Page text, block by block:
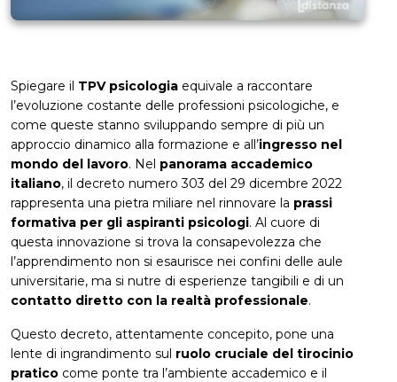
Spiegare il TPV psicologia equivale a raccontare
l’evoluzione costante delle professioni psicologiche, e
come queste stanno sviluppando sempre di più un
approccio dinamico alla formazione e all’ingresso nel
mondo del lavoro. Nel panorama accademico
italiano, il decreto numero 303 del 29 dicembre 2022
rappresenta una pietra miliare nel rinnovare la prassi
formativa per gli aspiranti psicologi. Al cuore di
questa innovazione si trova la consapevolezza che
l’apprendimento non si esaurisce nei confini delle aule
universitarie, ma si nutre di esperienze tangibili e di un
contatto diretto con la realtà professionale.
Questo decreto, attentamente concepito, pone una
lente di ingrandimento sul ruolo cruciale del tirocinio
pratico come ponte tra l’ambiente accademico e il